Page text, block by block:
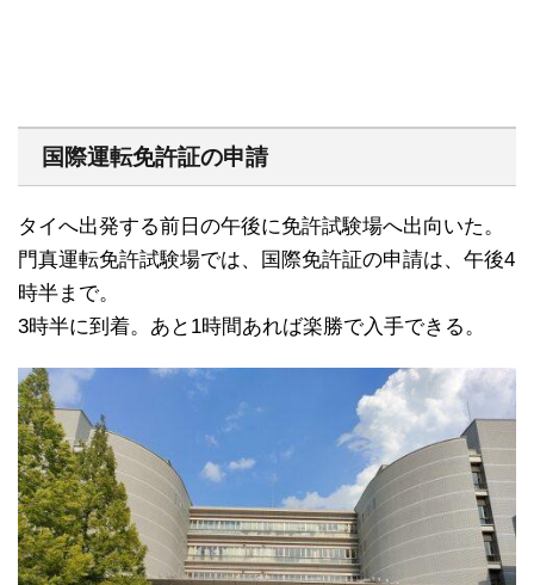
国際運転免許証の申請
タイへ出発する前日の午後に免許試験場へ出向いた。
門真運転免許試験場では、国際免許証の申請は、午後4
時半まで。
3時半に到着。あと1時間あれば楽勝で入手できる。